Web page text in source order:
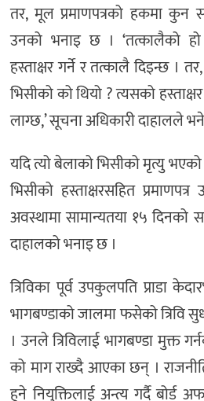
तर, मूल प्रमाणपत्रको हकमा कुन
उनको भनाइ छ । ‘तत्कालैको
हस्ताक्षर गर्ने र तत्कालै दिइन्छ ।
भिसीको को थियो ? त्यसको
लाग्छ,’ सूचना अधिकारी दाहालले
यदि त्यो बेलाको भिसीको मृत्यु
भिसीको हस्ताक्षरसहित
अवस्थामा सामान्यतया १५ दिनको
दाहालको भनाइ छ ।
त्रिविका पूर्व उपकुलपति प्राडा
भागबण्डाको जालमा फसेको त्रिवि
। उनले त्रिविलाई भागबण्डा मुक्त
को माग राख्दै आएका छन् ।
हुने नियुक्तिलाई अन्त्य गर्दै बोर्ड